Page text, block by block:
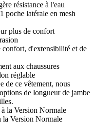
résistance à l'eau
poche latérale en mesh
plus de confort
d'extensibilité et de
aux chaussures
réglable
de ce vêtement, nous
de longueur de jambe
la Version Normale
la Version Normale